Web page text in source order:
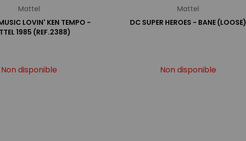
Mattel
LOVIN' KEN TEMPO -
1985 (REF.2388)
Non disponible
Mattel
DC SUPER HEROES - BANE (LOOSE)
Non disponible